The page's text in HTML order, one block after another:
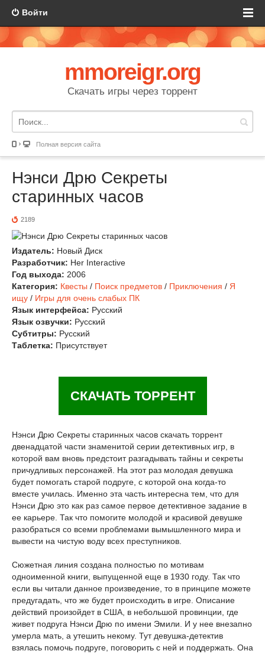
Войти
mmoreigr.org
Скачать игры через торрент
Полная версия сайта
Нэнси Дрю Секреты
старинных часов
2189
Издатель: Новый Диск
Разработчик: Her Interactive
Год выхода: 2006
Категория: Квесты / Поиск предметов / Приключения / Я
ищу / Игры для очень слабых ПК
Язык интерфейса: Русский
Язык озвучки: Русский
Субтитры: Русский
Таблетка: Присутствует
СКАЧАТЬ ТОРРЕНТ
Нэнси Дрю Секреты старинных часов скачать торрент
двенадцатой части знаменитой серии детективных игр, в
которой вам вновь предстоит разгадывать тайны и секреты
причудливых персонажей. На этот раз молодая девушка
будет помогать старой подруге, с которой она когда-то
вместе училась. Именно эта часть интересна тем, что для
Нэнси Дрю это как раз самое первое детективное задание в
ее карьере. Так что помогите молодой и красивой девушке
разобраться со всеми проблемами вымышленного мира и
вывести на чистую воду всех преступников.
Сюжетная линия создана полностью по мотивам
одноименной книги, выпущенной еще в 1930 году. Так что
если вы читали данное произведение, то в принципе можете
предугадать, что же будет происходить в игре. Описание
действий произойдет в США, в небольшой провинции, где
живет подруга Нэнси Дрю по имени Эмили. И у нее внезапно
умерла мать, а утешить некому. Тут девушка-детектив
взялась помочь подруге, поговорить с ней и поддержать. Она